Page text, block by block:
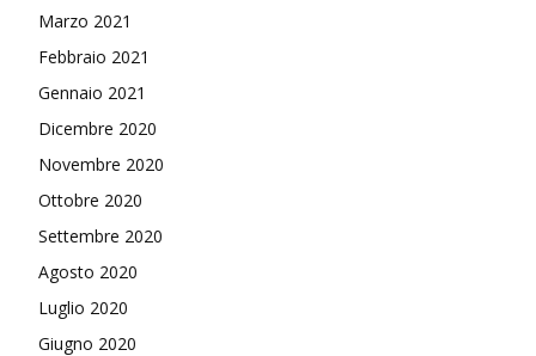
Marzo 2021
Febbraio 2021
Gennaio 2021
Dicembre 2020
Novembre 2020
Ottobre 2020
Settembre 2020
Agosto 2020
Luglio 2020
Giugno 2020